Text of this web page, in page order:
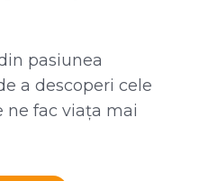
pasiunea
a descoperi cele
ne fac viața mai